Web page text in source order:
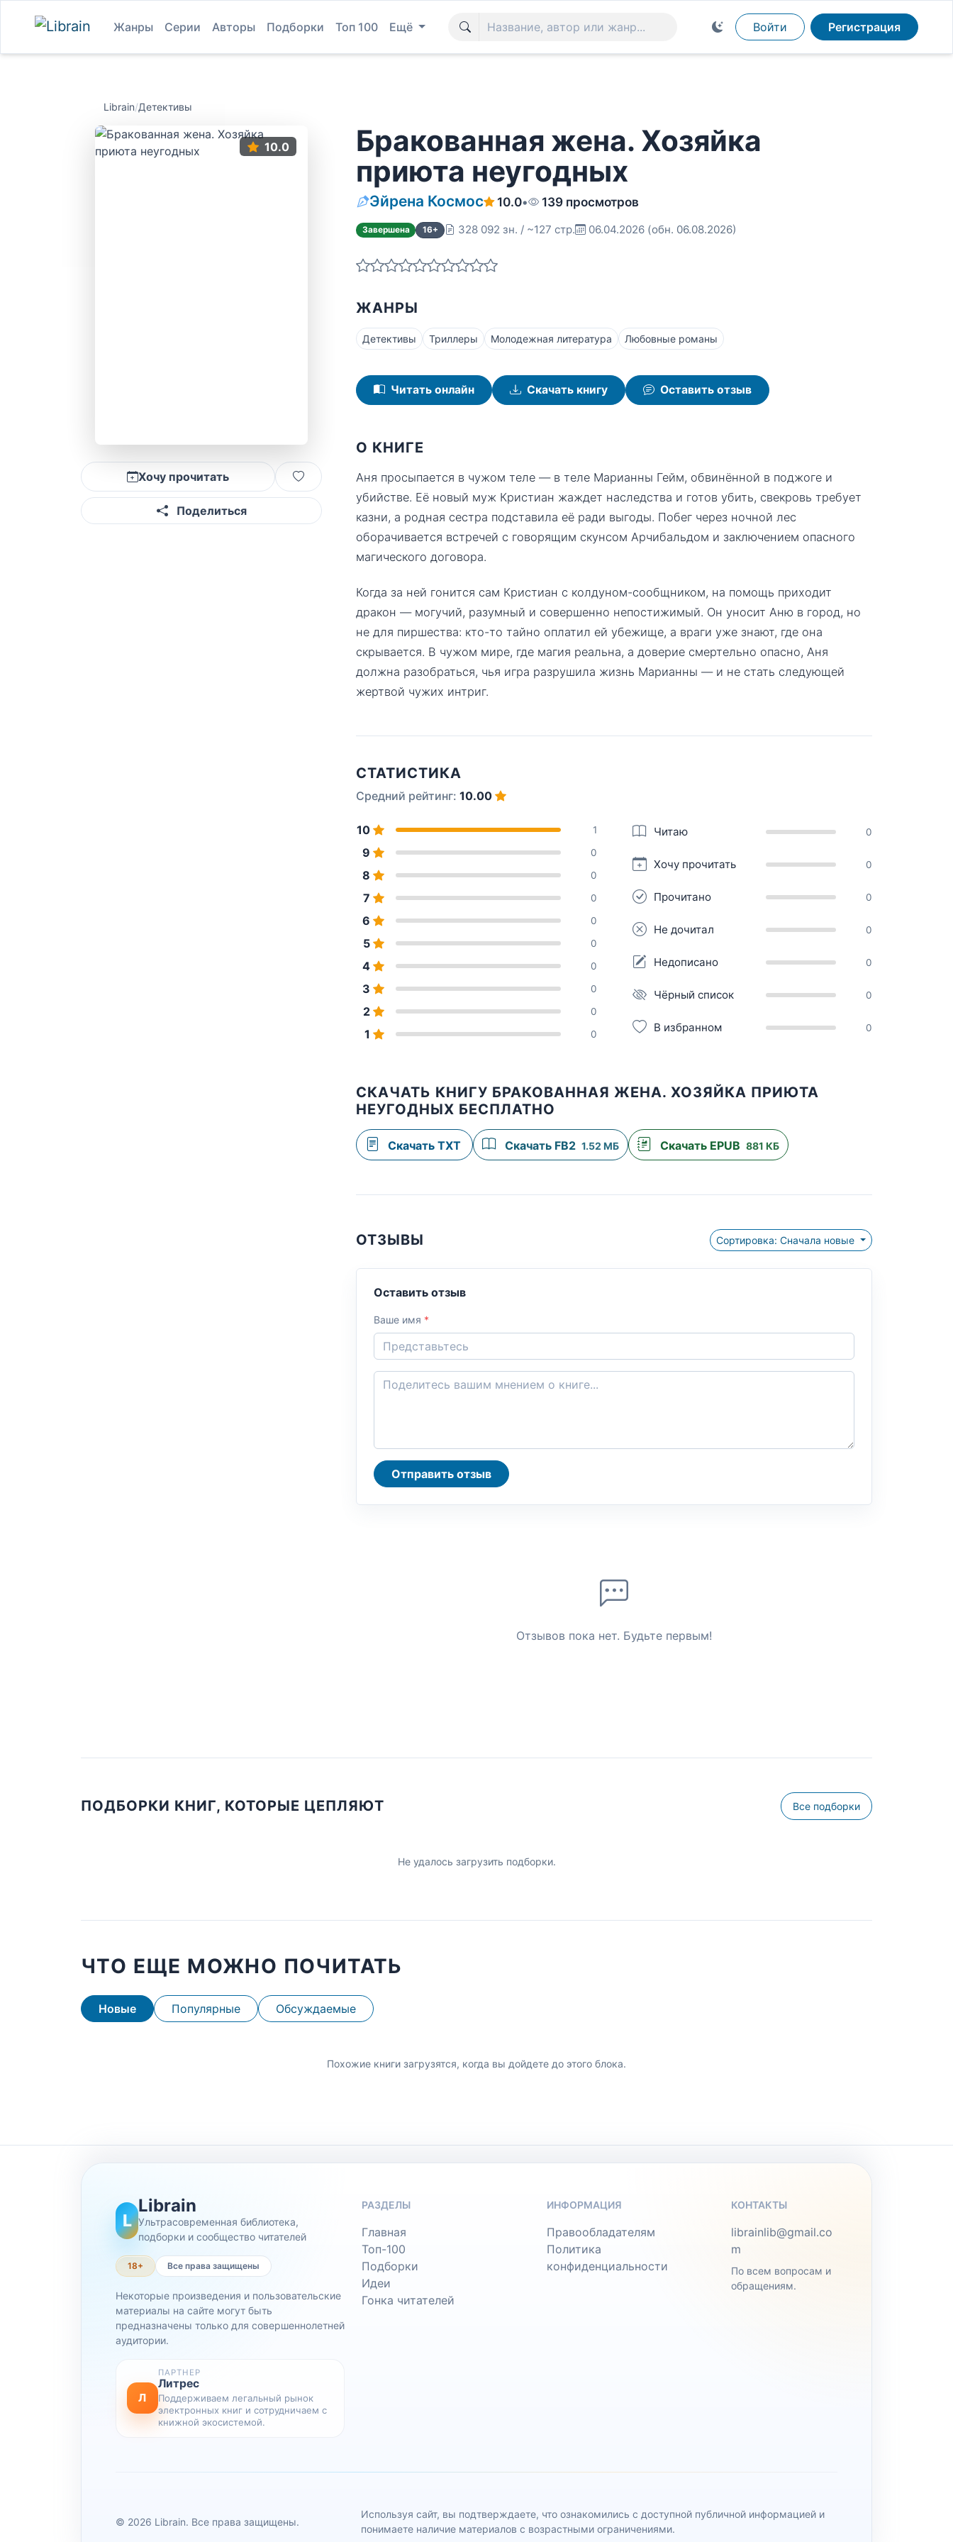
Жанры Серии Авторы Подборки Топ 100 Ещё Войти Регистрация
Librain/Детективы
10.0
Хочу прочитать
Поделиться
Бракованная жена. Хозяйка
приюта неугодных
Эйрена Космос 10.0• 139 просмотров
Завершена 16+ 328 092 зн. / ~127 стр. 06.04.2026 (обн. 06.08.2026)
ЖАНРЫ
Детективы Триллеры Молодежная литература Любовные романы
Читать онлайн Скачать книгу Оставить отзыв
О КНИГЕ
Аня просыпается в чужом теле — в теле Марианны Гейм, обвинённой в поджоге и
убийстве. Её новый муж Кристиан жаждет наследства и готов убить, свекровь требует
казни, а родная сестра подставила её ради выгоды. Побег через ночной лес
оборачивается встречей с говорящим скунсом Арчибальдом и заключением опасного
магического договора.
Когда за ней гонится сам Кристиан с колдуном-сообщником, на помощь приходит
дракон — могучий, разумный и совершенно непостижимый. Он уносит Аню в город, но
не для пиршества: кто-то тайно оплатил ей убежище, а враги уже знают, где она
скрывается. В чужом мире, где магия реальна, а доверие смертельно опасно, Аня
должна разобраться, чья игра разрушила жизнь Марианны — и не стать следующей
жертвой чужих интриг.
СТАТИСТИКА
Средний рейтинг: 10.00
10 1
9 0
8 0
7 0
6 0
5 0
4 0
3 0
2 0
1 0
Читаю 0
Хочу прочитать 0
Прочитано 0
Не дочитал 0
Недописано 0
Чёрный список 0
В избранном 0
СКАЧАТЬ КНИГУ БРАКОВАННАЯ ЖЕНА. ХОЗЯЙКА ПРИЮТА
НЕУГОДНЫХ БЕСПЛАТНО
Скачать TXT Скачать FB2 1.52 МБ Скачать EPUB 881 КБ
ОТЗЫВЫ Сортировка: Сначала новые
Оставить отзыв
Ваше имя *
Отправить отзыв
Отзывов пока нет. Будьте первым!
ПОДБОРКИ КНИГ, КОТОРЫЕ ЦЕПЛЯЮТ Все подборки
Не удалось загрузить подборки.
ЧТО ЕЩЕ МОЖНО ПОЧИТАТЬ
Новые Популярные Обсуждаемые
Похожие книги загрузятся, когда вы дойдете до этого блока.
L
Librain
Ультрасовременная библиотека,
подборки и сообщество читателей
18+ Все права защищены
Некоторые произведения и пользовательские
материалы на сайте могут быть
предназначены только для совершеннолетней
аудитории.
Л
ПАРТНЕР
Литрес
Поддерживаем легальный рынок
электронных книг и сотрудничаем с
книжной экосистемой.
РАЗДЕЛЫ
Главная
Топ-100
Подборки
Идеи
Гонка читателей
ИНФОРМАЦИЯ
Правообладателям
Политика
конфиденциальности
КОНТАКТЫ
librainlib@gmail.co
m
По всем вопросам и
обращениям.
© 2026 Librain. Все права защищены.
Используя сайт, вы подтверждаете, что ознакомились с доступной публичной информацией и
понимаете наличие материалов с возрастными ограничениями.